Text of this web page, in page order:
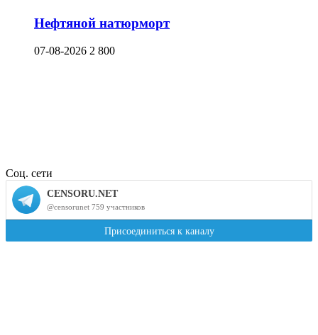
Нефтяной натюрморт
07-08-2026 2 800
Соц. сети